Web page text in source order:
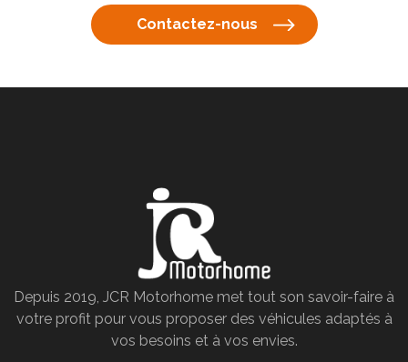
Contactez-nous
Depuis 2019, JCR Motorhome met tout son savoir-faire à
votre profit pour vous proposer des véhicules adaptés à
vos besoins et à vos envies.